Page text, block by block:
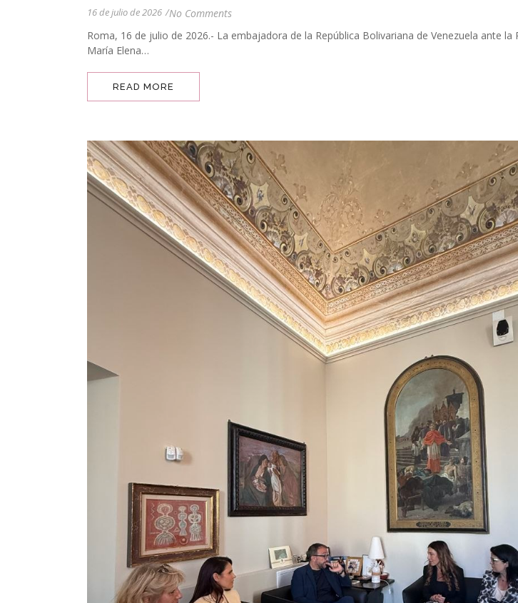
16 de julio de 2026 /No Comments
Roma, 16 de julio de 2026.- La embajadora de la República Bolivariana de Venezuela ante la
María Elena…
READ MORE